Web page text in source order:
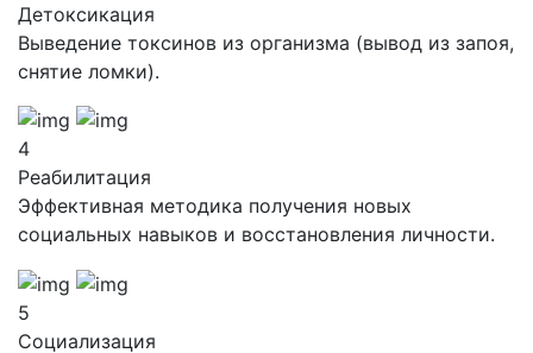
Детоксикация
Выведение токсинов из организма (вывод из запоя,
снятие ломки).
4
Реабилитация
Эффективная методика получения новых
социальных навыков и восстановления личности.
5
Социализация